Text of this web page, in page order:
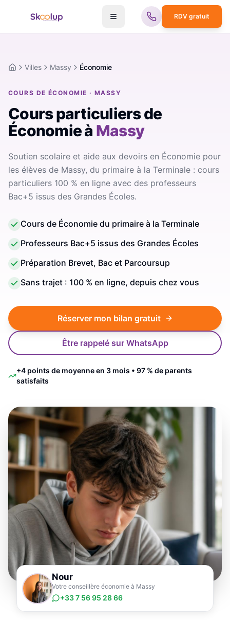
RDV gratuit
AccueilVilles Massy Économie
COURS DE ÉCONOMIE · MASSY
Cours particuliers de
Économieà Massy
Soutien scolaire et aide aux devoirs en Économie pour
les élèves de Massy, du primaire à la Terminale : cours
particuliers 100 % en ligne avec des professeurs
Bac+5 issus des Grandes Écoles.
Cours de Économie du primaire à la Terminale
Professeurs Bac+5 issus des Grandes Écoles
Préparation Brevet, Bac et Parcoursup
Sans trajet : 100 % en ligne, depuis chez vous
Réserver mon bilan gratuit
Être rappelé sur WhatsApp
+4 points de moyenne en 3 mois • 97 % de parents
satisfaits
Nour
Votre conseillère économie à Massy
+33 7 56 95 28 66